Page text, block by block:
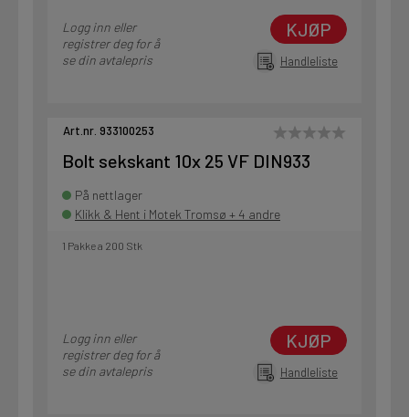
Logg inn eller
registrer deg for å
se din avtalepris
KJØP
Handleliste
Art.nr. 933100253
Bolt sekskant 10x 25 VF DIN933
På nettlager
Klikk & Hent i Motek Tromsø + 4 andre
1 Pakke a 200 Stk
Logg inn eller
registrer deg for å
se din avtalepris
KJØP
Handleliste